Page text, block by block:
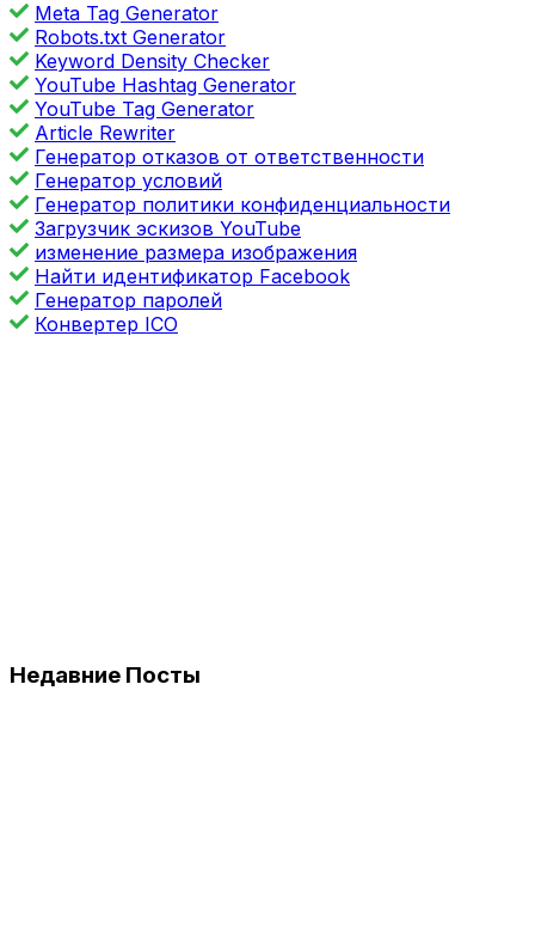
Meta Tag Generator
Robots.txt Generator
Keyword Density Checker
YouTube Hashtag Generator
YouTube Tag Generator
Article Rewriter
Генератор отказов от ответственности
Генератор условий
Генератор политики конфиденциальности
Загрузчик эскизов YouTube
изменение размера изображения
Найти идентификатор Facebook
Генератор паролей
Конвертер ICO
Недавние Посты